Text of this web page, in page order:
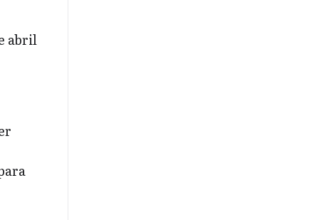
abril